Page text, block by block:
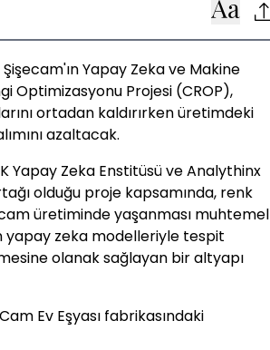
Yapay Zeka ve Makine
Optimizasyonu Projesi (CROP),
ortadan kaldırırken üretimdeki
azaltacak.
Yapay Zeka Enstitüsü ve Analythinx
olduğu proje kapsamında, renk
üretiminde yaşanması muhtemel
yapay zeka modelleriyle tespit
olanak sağlayan bir altyapı
Ev Eşyası fabrikasındaki